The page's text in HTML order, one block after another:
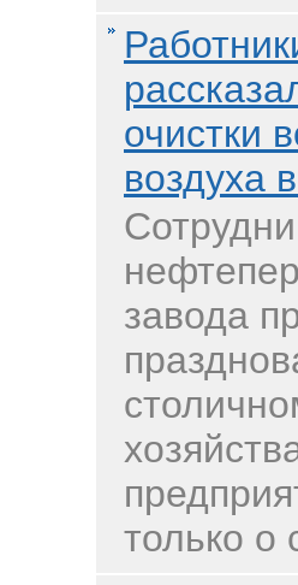
очистки
воздуха
завода
только о